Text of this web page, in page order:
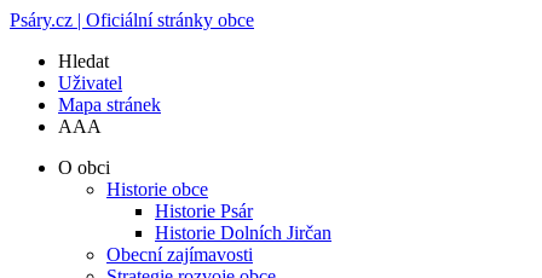
Psáry.cz | Oficiální stránky obce
Hledat
Uživatel
Mapa stránek
AAA
O obci
Historie obce
Historie Psár
Historie Dolních Jirčan
Obecní zajímavosti